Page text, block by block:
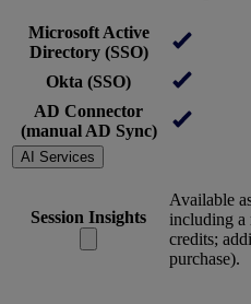
Microsoft Active
Directory (SSO)
Okta (SSO)
AD Connector
(manual AD Sync)
AI Services
Session Insights
Available
including
credits;
purchase).